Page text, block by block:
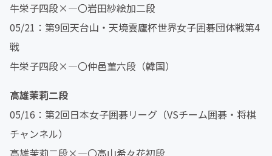
牛栄子四段×―〇岩田紗絵加二段
05/21：第9回天台山・天境雲廬杯世界女子囲碁団体戦第4
戦
牛栄子四段×―〇仲邑菫六段（韓国）
高雄茉莉二段
05/16：第2回日本女子囲碁リーグ（VSチーム囲碁・将棋
チャンネル）